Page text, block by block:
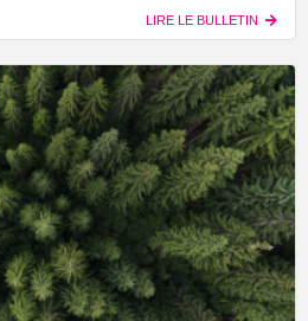
LIRE LE BULLETIN